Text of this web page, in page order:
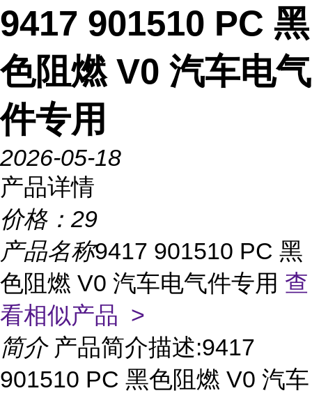
9417 901510 PC 黑
色阻燃 V0 汽车电气
件专用
2026-05-18
产品详情
价格： 29
产品名称9417 901510 PC 黑
色阻燃 V0 汽车电气件专用 查
看相似产品 >
简介 产品简介描述:9417
901510 PC 黑色阻燃 V0 汽车